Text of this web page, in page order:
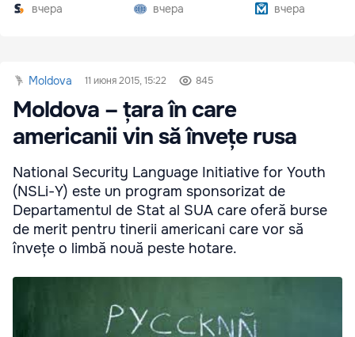
вчера
вчера
вчера
Moldova 11 июня 2015, 15:22 845
Moldova – țara în care
americanii vin să învețe rusa
National Security Language Initiative for Youth
(NSLi-Y) este un program sponsorizat de
Departamentul de Stat al SUA care oferă burse
de merit pentru tinerii americani care vor să
învețe o limbă nouă peste hotare.